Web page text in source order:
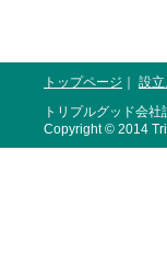
トップページ 設
トリプルグッド会
Copyright © 2014